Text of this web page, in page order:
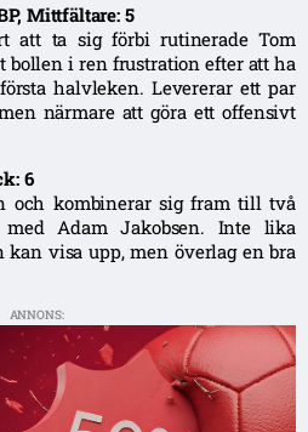
Mittfältare: 5
att ta sig förbi rutinerade Tom
bollen i ren frustration efter att ha
halvleken. Levererar ett par
närmare att göra ett offensivt
6
och kombinerar sig fram till två
med Adam Jakobsen. Inte lika
visa upp, men överlag en bra
ANNONS: